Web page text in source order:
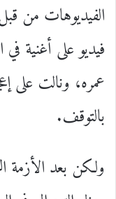
الفيديوهات من
فيديو على أغنية
عمره، ونالت على
بالتوقف.
ولكن بعد الأزمة